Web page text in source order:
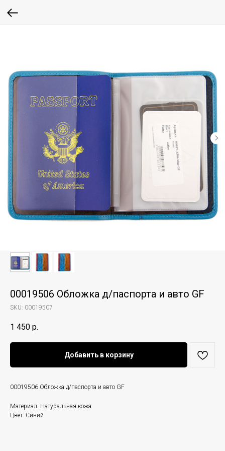
00019506 Обложка д/паспорта и авто GF
SKU: 00019507
1 450 р.
Добавить в корзину
00019506 Обложка д/паспорта и авто GF
Материал: Натуральная кожа
Цвет: Синий